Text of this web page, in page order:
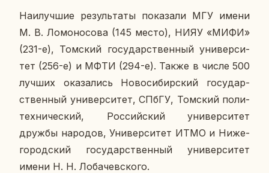
Наи­луч­шие ре­зуль­та­ты по­ка­за­ли МГУ имени
М. В. Ло­мо­но­со­ва (145 место), НИЯУ «МИФИ»
(231-е), Том­ский го­су­дар­ствен­ный уни­вер­си­
тет (256-е) и МФТИ (294-е). Также в числе 500
лучших ока­за­лись Но­во­си­бир­ский го­су­дар­
ствен­ный уни­вер­си­тет, СПбГУ, Том­ский по­ли­
тех­ни­че­ский, Рос­сий­ский уни­вер­си­тет
дружбы на­ро­дов, Уни­вер­си­тет ИТМО и Ни­же­
го­род­ский го­су­дар­ствен­ный уни­вер­си­тет
имени Н. Н. Ло­ба­чев­ско­го.